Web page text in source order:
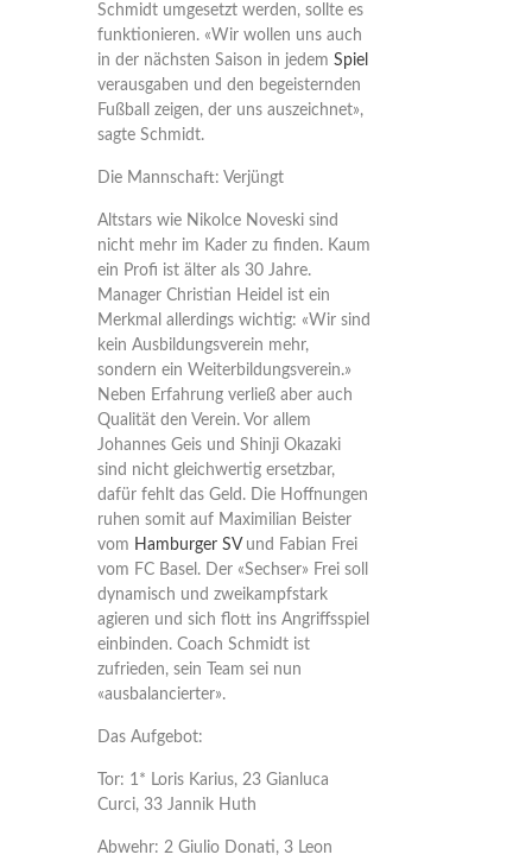
Schmidt umgesetzt werden, sollte es
funktionieren. «Wir wollen uns auch
in der nächsten Saison in jedem Spiel
verausgaben und den begeisternden
Fußball zeigen, der uns auszeichnet»,
sagte Schmidt.
Die Mannschaft: Verjüngt
Altstars wie Nikolce Noveski sind
nicht mehr im Kader zu finden. Kaum
ein Profi ist älter als 30 Jahre.
Manager Christian Heidel ist ein
Merkmal allerdings wichtig: «Wir sind
kein Ausbildungsverein mehr,
sondern ein Weiterbildungsverein.»
Neben Erfahrung verließ aber auch
Qualität den Verein. Vor allem
Johannes Geis und Shinji Okazaki
sind nicht gleichwertig ersetzbar,
dafür fehlt das Geld. Die Hoffnungen
ruhen somit auf Maximilian Beister
vom Hamburger SVund Fabian Frei
vom FC Basel. Der «Sechser» Frei soll
dynamisch und zweikampfstark
agieren und sich flott ins Angriffsspiel
einbinden. Coach Schmidt ist
zufrieden, sein Team sei nun
«ausbalancierter».
Das Aufgebot:
Tor: 1* Loris Karius, 23 Gianluca
Curci, 33 Jannik Huth
Abwehr: 2 Giulio Donati, 3 Leon